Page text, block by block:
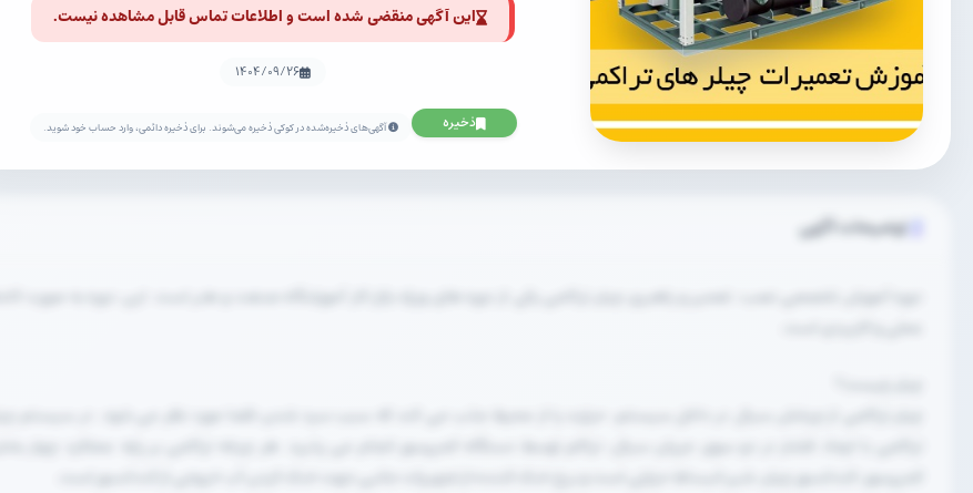
این آگهی منقضی شده است و اطلاعات تماس قابل مشاهده نیست.
۱۴۰۴/۰۹/۲۶
ذخیره آگهی‌های ذخیره‌شده در کوکی ذخیره می‌شوند. برای ذخیره دائمی، وارد حساب خود شوید.
توضیحات آگهی
دوره آموزش تخصصی نصب، تعمیر و راهبری چیلر تراکمی یکی از دوره های ویژه بازار کار آموزشگاه صنعت و هنر است. این دوره به صورت کاملا
چیلر تراکمی از چرخش سیال در داخل سیستم، حرارت را از محیط جذب می کند که سبب سرد شدن فضا مورد نظر می شود. در سیستم چیلر
تراکمی با ایجاد فشار در دو سوی جریان سیال، تراکم توسط دستگاه کمپرسور انجام می پذیرد. هر چرخه تراکمی بر پایه عملکرد چهار بخش
کمپرسور، کندانسور چیلر، شیر انبساط حرارتی است و برج خنک کننده از تجهیزات جانبی جهت خنک کردن آب خروجی از کندانسور است.